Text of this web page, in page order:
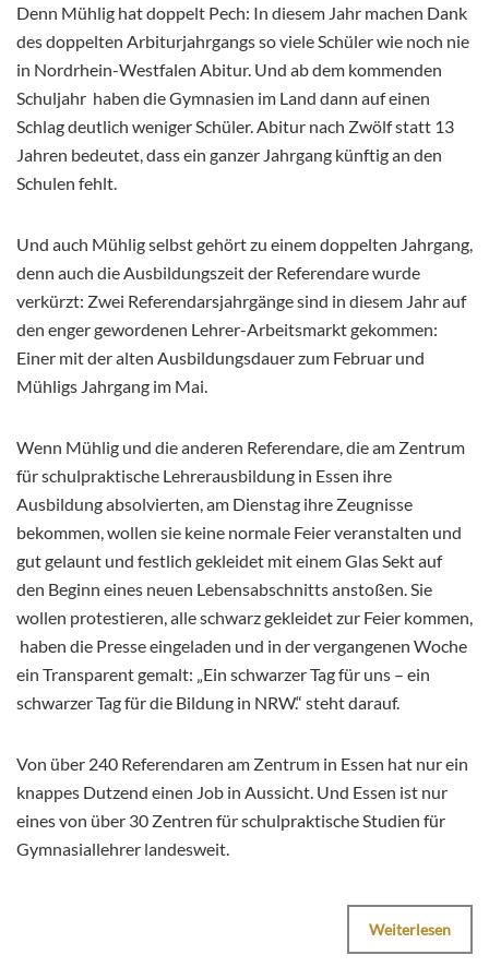
Denn Mühlig hat doppelt Pech: In diesem Jahr machen Dank
des doppelten Arbiturjahrgangs so viele Schüler wie noch nie
in Nordrhein-Westfalen Abitur. Und ab dem kommenden
Schuljahr haben die Gymnasien im Land dann auf einen
Schlag deutlich weniger Schüler. Abitur nach Zwölf statt 13
Jahren bedeutet, dass ein ganzer Jahrgang künftig an den
Schulen fehlt.
Und auch Mühlig selbst gehört zu einem doppelten Jahrgang,
denn auch die Ausbildungszeit der Referendare wurde
verkürzt: Zwei Referendarsjahrgänge sind in diesem Jahr auf
den enger gewordenen Lehrer-Arbeitsmarkt gekommen:
Einer mit der alten Ausbildungsdauer zum Februar und
Mühligs Jahrgang im Mai.
Wenn Mühlig und die anderen Referendare, die am Zentrum
für schulpraktische Lehrerausbildung in Essen ihre
Ausbildung absolvierten, am Dienstag ihre Zeugnisse
bekommen, wollen sie keine normale Feier veranstalten und
gut gelaunt und festlich gekleidet mit einem Glas Sekt auf
den Beginn eines neuen Lebensabschnitts anstoßen. Sie
wollen protestieren, alle schwarz gekleidet zur Feier kommen,
haben die Presse eingeladen und in der vergangenen Woche
ein Transparent gemalt: „Ein schwarzer Tag für uns – ein
schwarzer Tag für die Bildung in NRW.“ steht darauf.
Von über 240 Referendaren am Zentrum in Essen hat nur ein
knappes Dutzend einen Job in Aussicht. Und Essen ist nur
eines von über 30 Zentren für schulpraktische Studien für
Gymnasiallehrer landesweit.
Weiterlesen